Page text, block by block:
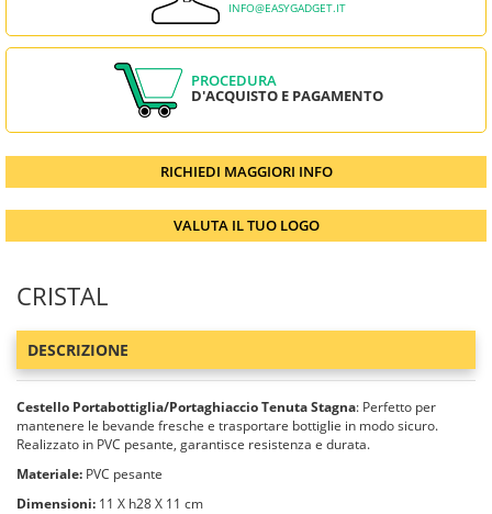
INFO@EASYGADGET.IT
PROCEDURA
D'ACQUISTO E PAGAMENTO
RICHIEDI MAGGIORI INFO
VALUTA IL TUO LOGO
CRISTAL
DESCRIZIONE
Cestello Portabottiglia/Portaghiaccio Tenuta Stagna: Perfetto per
mantenere le bevande fresche e trasportare bottiglie in modo sicuro.
Realizzato in PVC pesante, garantisce resistenza e durata.
Materiale: PVC pesante
Dimensioni: 11 X h28 X 11 cm